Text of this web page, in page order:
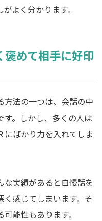
よく分かります。
褒めて相手に好印
方法の一つは、会話の中
。しかし、多くの人は
にばかり力を入れてしま
な実績があると自慢話を
感じてしまいます。そ
能性もあります。